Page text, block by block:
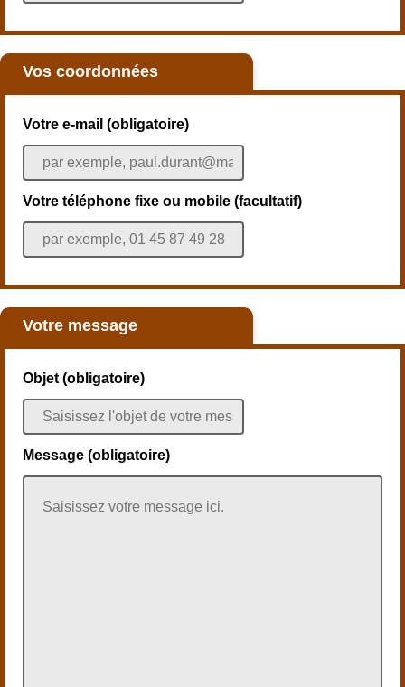
Vos coordonnées
Votre e-mail (obligatoire)
Votre téléphone fixe ou mobile (facultatif)
Votre message
Objet (obligatoire)
Message (obligatoire)